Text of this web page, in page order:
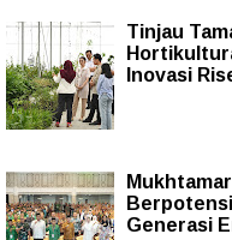
Tinjau
Inovasi
Generasi